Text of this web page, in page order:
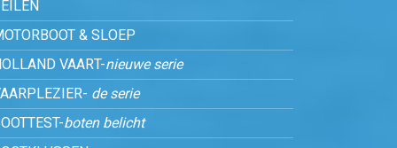
& SLOEP
VAART-nieuwe serie
de serie
boten belicht